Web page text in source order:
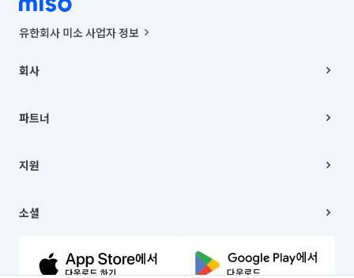
유한회사 미소 사업자 정보
00019 |
주소 | 본사: 서울특별시 종로구 율곡로 6(중학동, 트윈트리빌딩) B동 5층
컨택센터 : 서울특별시 종로구 수송동 율곡로 24, 7층, 8층 미소
상품, 상품정보, 거래에 관한 의무와 책임은 거래당사자에게 있습니다.
언론 보도 관련 문의:
© 유한회사 미소. Miso, Inc. All Rights Reserved.
회사
채용
파트너
이사
지원
이용약관
문의하기
소셜
유튜브